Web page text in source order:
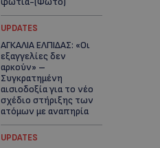
UPDATES
ΑΓΚΑΛΙΑ ΕΛΠΙΔΑΣ: «Οι
εξαγγελίες δεν
αρκούν» –
Συγκρατημένη
αισιοδοξία για το νέο
σχέδιο στήριξης των
ατόμων με αναπηρία
UPDATES